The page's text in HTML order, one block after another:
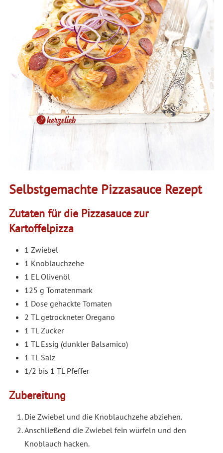
Selbstgemachte Pizzasauce Rezept
Zutaten für die Pizzasauce zur
Kartoffelpizza
1 Zwiebel
1 Knoblauchzehe
1 EL Olivenöl
125 g Tomatenmark
1 Dose gehackte Tomaten
2 TL getrockneter Oregano
1 TL Zucker
1 TL Essig (dunkler Balsamico)
1 TL Salz
1/2 bis 1 TL Pfeffer
Zubereitung
Die Zwiebel und die Knoblauchzehe abziehen.
Anschließend die Zwiebel fein würfeln und den
Knoblauch hacken.